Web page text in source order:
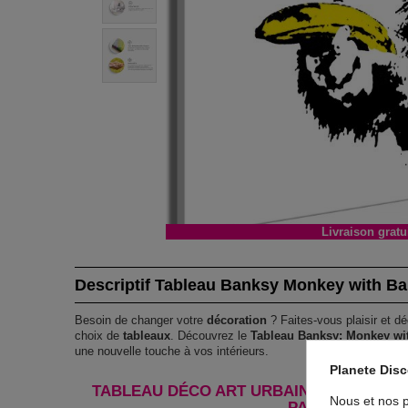
Livraison
Descriptif Tableau Banksy Monkey with
Besoin de changer votredécoration ? Faites-vous plaisir et
choix detableaux . Découvrez leTableau Banksy: Monkey
une nouvelle touche à vos intérieurs.
TABLEAU DÉCO ART URBAIN BANKSY:
Planete
Nous et nos